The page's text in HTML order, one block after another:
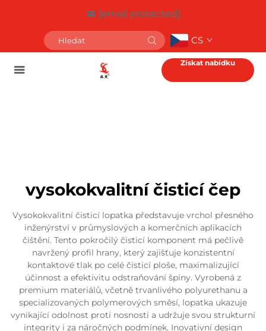
[email protected]
CS
Získat nabídku
vysokokvalitní čisticí čep
Vysokokvalitní čisticí lopatka představuje vrchol přesného
inženýrství v průmyslových a komerčních aplikacích
čištění. Tento pokročilý čisticí komponent má pečlivě
navržený profil hrany, který zajišťuje konzistentní
kontaktové tlak po celé čisticí ploše, maximalizující
účinnost a efektivitu odstraňování špíny. Vyrobená z
premium materiálů, včetně trvanlivého polyurethanu a
specializovaných polymerových směsí, lopatka ukazuje
vynikající odolnost proti nosnosti a udržuje svou strukturní
integrity i za náročných podmínek. Inovativní design